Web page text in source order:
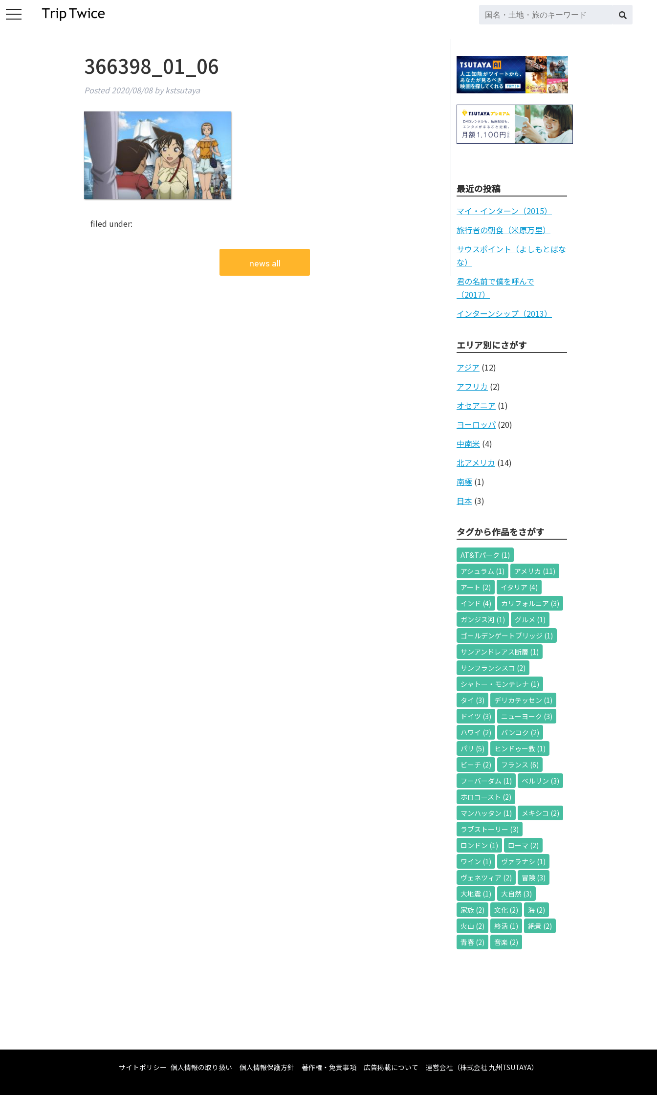
toggle
366398_01_06
Posted2020/08/08 by kstsutaya
filed under:
news all
最近の投稿
マイ・インターン（2015）
旅行者の朝食（米原万里）
サウスポイント（よしもとばな
な）
君の名前で僕を呼んで
（2017）
インターンシップ（2013）
エリア別にさがす
アジア (12)
アフリカ (2)
オセアニア (1)
ヨーロッパ (20)
中南米 (4)
北アメリカ (14)
南極 (1)
日本 (3)
タグから作品をさがす
AT&Tパーク (1)
アシュラム (1) アメリカ (11)
アート (2) イタリア (4)
インド (4) カリフォルニア (3)
ガンジス河 (1) グルメ (1)
ゴールデンゲートブリッジ (1)
サンアンドレアス断層 (1)
サンフランシスコ (2)
シャトー・モンテレナ (1)
タイ (3) デリカテッセン (1)
ドイツ (3) ニューヨーク (3)
ハワイ (2) バンコク (2)
パリ (5) ヒンドゥー教 (1)
ビーチ (2) フランス (6)
フーバーダム (1) ベルリン (3)
ホロコースト (2)
マンハッタン (1) メキシコ (2)
ラブストーリー (3)
ロンドン (1) ローマ (2)
ワイン (1) ヴァラナシ (1)
ヴェネツィア (2) 冒険 (3)
大地震 (1) 大自然 (3)
家族 (2) 文化 (2) 海 (2)
火山 (2) 終活 (1) 絶景 (2)
青春 (2) 音楽 (2)
サイトポリシー 個人情報の取り扱い 個人情報保護方針 著作権・免責事項 広告掲載について 運営会社（株式会社 九州TSUTAYA）